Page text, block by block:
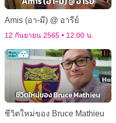
Amis (อา-มี) @ อารีย์
12 กันยายน 2565 12:00 น.
ชีวิตใหม่ของ Bruce Mathieu